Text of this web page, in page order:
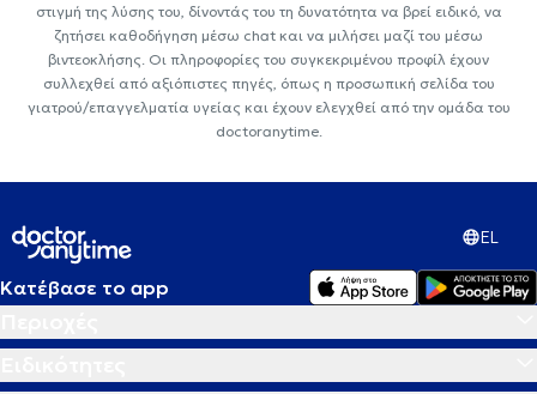
στιγμή της λύσης του, δίνοντάς του τη δυνατότητα να βρεί ειδικό, να
ζητήσει καθοδήγηση μέσω chat και να μιλήσει μαζί του μέσω
βιντεοκλήσης. Οι πληροφορίες του συγκεκριμένου προφίλ έχουν
συλλεχθεί από αξιόπιστες πηγές, όπως η προσωπική σελίδα του
γιατρού/επαγγελματία υγείας και έχουν ελεγχθεί από την ομάδα του
doctoranytime.
EL
Κατέβασε το app